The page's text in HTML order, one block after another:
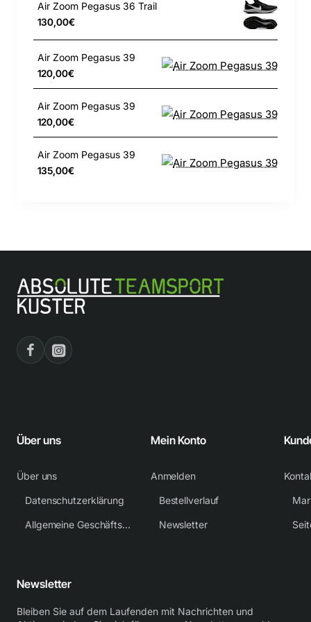
Air Zoom Pegasus 36 Trail
130,00€
Air Zoom Pegasus 39
120,00€
Air Zoom Pegasus 39
120,00€
Air Zoom Pegasus 39
135,00€
Über uns
Über uns
Datenschutzerklärung
Allgemeine Geschäftsbedingungen
Mein Konto
Anmelden
Bestellverlauf
Newsletter
Newsletter
Bleiben Sie auf dem Laufenden mit Nachrichten und